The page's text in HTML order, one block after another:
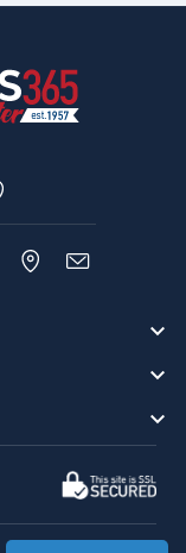


